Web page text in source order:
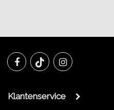
Klantenservice